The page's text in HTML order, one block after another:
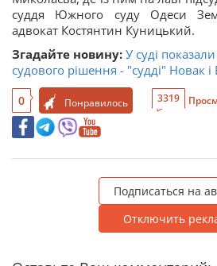
суддя Южного суду Одеси
адвокат Костянтин Куницький.
Згадайте новину: У суді
судового рішення - "судді" Новак і
0 Понравилось 3319
Подписаться на
Отключить